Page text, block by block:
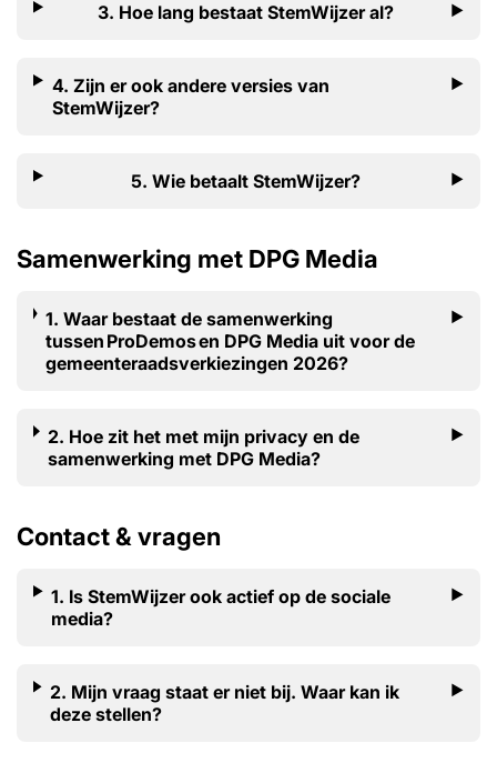
3. Hoe lang bestaat StemWijzer al?
4. Zijn er ook andere versies van
StemWijzer?
5. Wie betaalt StemWijzer?
Samenwerking met DPG Media
1. Waar bestaat de samenwerking
tussen ProDemos en DPG Media uit voor de
gemeenteraadsverkiezingen 2026?
2. Hoe zit het met mijn privacy en de
samenwerking met DPG Media?
Contact & vragen
1. Is StemWijzer ook actief op de sociale
media?
2. Mijn vraag staat er niet bij. Waar kan ik
deze stellen?